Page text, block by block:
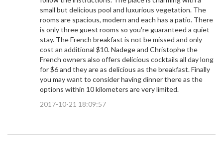
small but delicious pool and luxurious vegetation. The
rooms are spacious, modern and each has a patio. There
is only three guest rooms so you're guaranteed a quiet
stay. The French breakfast is not be missed and only
cost an additional $10. Nadege and Christophe the
French owners also offers delicious cocktails all day long
for $6 and they are as delicious as the breakfast. Finally
you may want to consider having dinner there as the
options within 10 kilometers are very limited.
2017-10-21 18:09:57